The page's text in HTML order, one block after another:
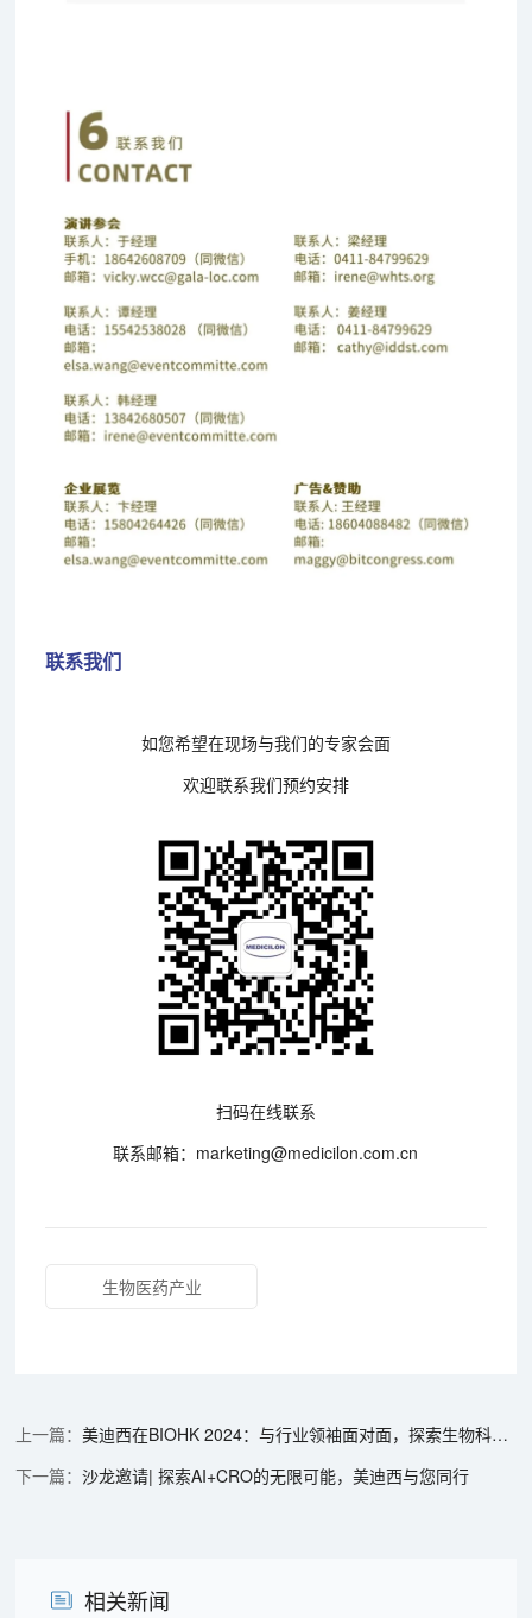
联系我们
如您希望在现场与我们的专家会面
欢迎联系我们预约安排
扫码在线联系
联系邮箱：marketing@medicilon.com.cn
生物医药产业
美迪西在BIOHK 2024：与行业领袖面对面，探索生物科技新浪潮
沙龙邀请| 探索AI+CRO的无限可能，美迪西与您同行
相关新闻